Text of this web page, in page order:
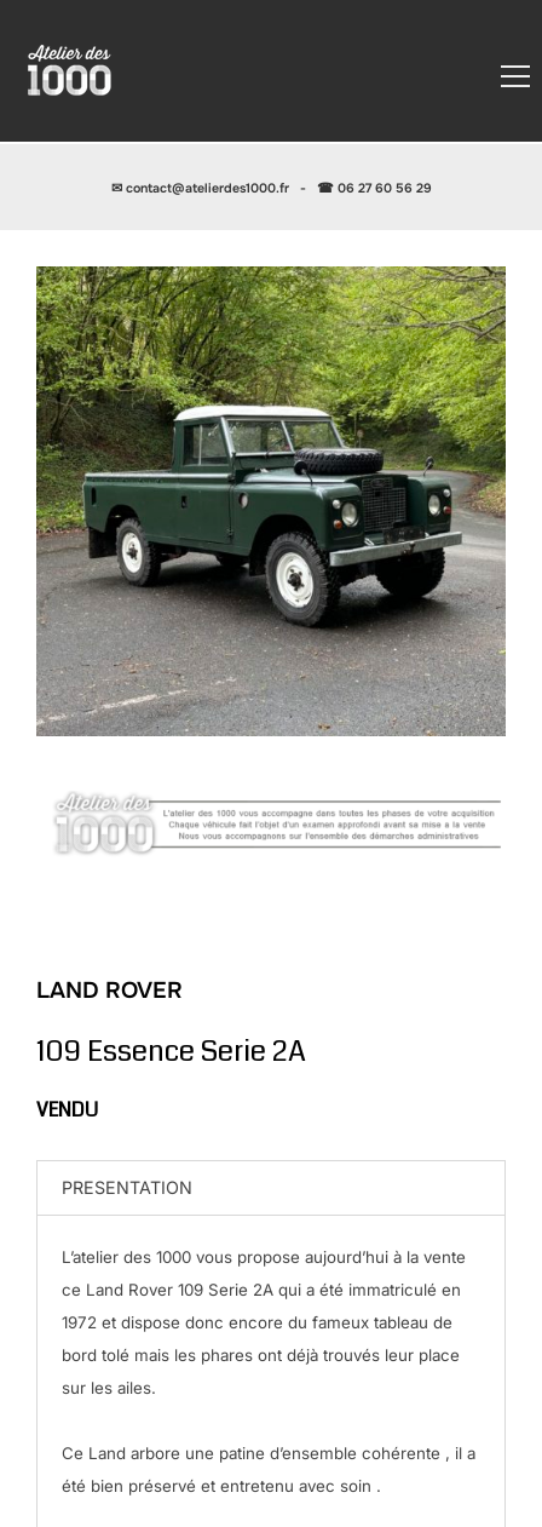
✉ contact@atelierdes1000.fr- ☎ 06 27 60 56 29
LAND ROVER
109 Essence Serie 2A
VENDU
PRESENTATION
L’atelier des 1000 vous propose aujourd’hui à la vente
ce Land Rover 109 Serie 2A qui a été immatriculé en
1972 et dispose donc encore du fameux tableau de
bord tolé mais les phares ont déjà trouvés leur place
sur les ailes.
Ce Land arbore une patine d’ensemble cohérente , il a
été bien préservé et entretenu avec soin .